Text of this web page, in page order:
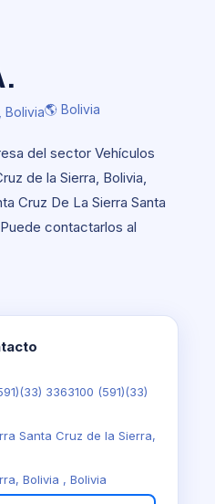
Bolivia🌎 Bolivia
del sector Vehículos
de la Sierra, Bolivia,
Cruz De La Sierra Santa
contactarlos al
3363100 (591)(33)
Santa Cruz de la Sierra,
Bolivia , Bolivia